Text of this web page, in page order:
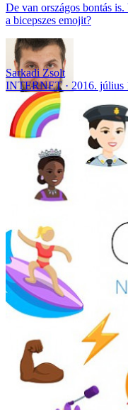
De van országos bontás
a bicepszes emojit?
Sarkadi Zsolt
INTERNET
2016. július